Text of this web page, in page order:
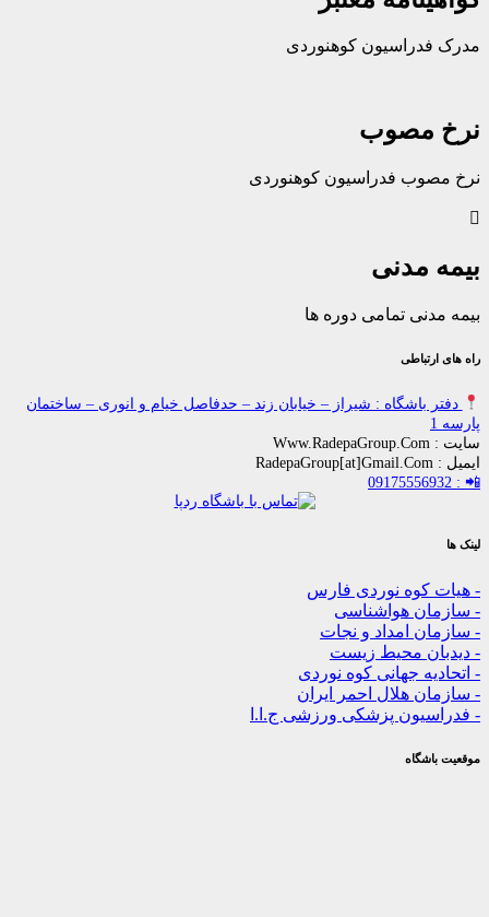
کوهنوردی
فدراسیون کوهنوردی
تمامی دوره ها
: شیراز – خیابان زند – حدفاصل خیام و انوری – ساختمان
نوردی فارس
هواشناسی
امداد و نجات
محیط زیست
جهانی کوه نوردی
هلال احمر ایران
پزشکی ورزشی ج.ا.ا